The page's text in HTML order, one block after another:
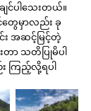
ျင်ပါသေးတယ်။
တွေမှာလည်း ခု
း အဆင့်မြင့်တဲ့
ာ သတိပြုမိပါ
ကြည့်လို့ရပါ